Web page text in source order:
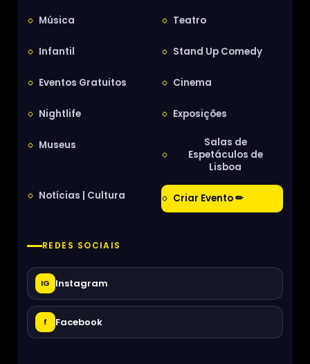
Música Teatro
Infantil Stand Up Comedy
Eventos Gratuitos Cinema
Nightlife Exposições
Museus
Salas de
Espetáculos de
Lisboa
Notícias | Cultura Criar Evento ✏
REDES SOCIAIS
IG Instagram
f Facebook